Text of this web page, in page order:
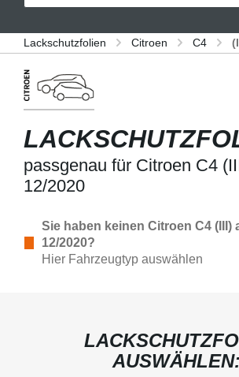
Lackschutzfolien Citroen C4
passgenau für Citroen C4
12/2020
Sie haben keinen Citroen C4 (III)
12/2020?
Hier Fahrzeugtyp auswählen
AUSWÄHLEN: